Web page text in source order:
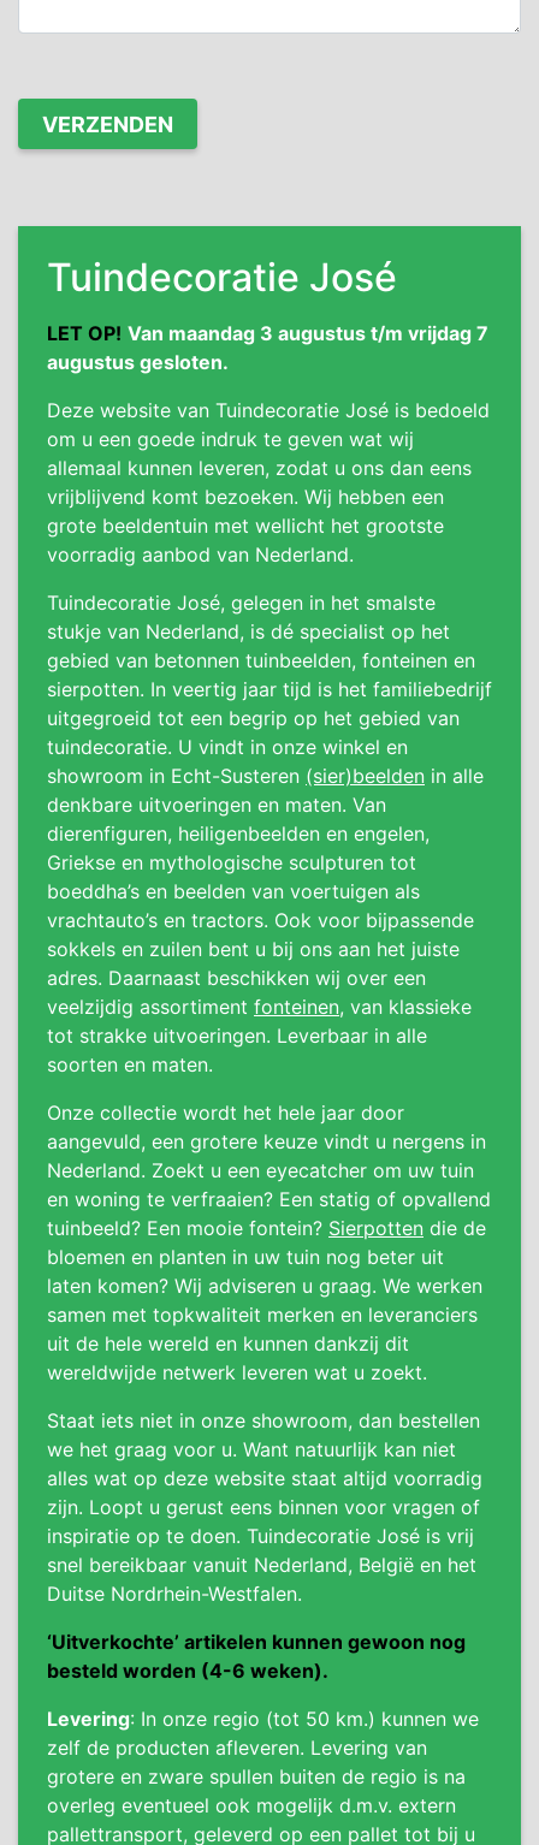
Tuindecoratie José
LET OP! Van maandag 3 augustus t/m vrijdag 7
augustus gesloten.
Deze website van Tuindecoratie José is bedoeld
om u een goede indruk te geven wat wij
allemaal kunnen leveren, zodat u ons dan eens
vrijblijvend komt bezoeken. Wij hebben een
grote beeldentuin met wellicht het grootste
voorradig aanbod van Nederland.
Tuindecoratie José, gelegen in het smalste
stukje van Nederland, is dé specialist op het
gebied van betonnen tuinbeelden, fonteinen en
sierpotten. In veertig jaar tijd is het familiebedrijf
uitgegroeid tot een begrip op het gebied van
tuindecoratie. U vindt in onze winkel en
showroom in Echt-Susteren (sier)beelden in alle
denkbare uitvoeringen en maten. Van
dierenfiguren, heiligenbeelden en engelen,
Griekse en mythologische sculpturen tot
boeddha’s en beelden van voertuigen als
vrachtauto’s en tractors. Ook voor bijpassende
sokkels en zuilen bent u bij ons aan het juiste
adres. Daarnaast beschikken wij over een
veelzijdig assortiment fonteinen, van klassieke
tot strakke uitvoeringen. Leverbaar in alle
soorten en maten.
Onze collectie wordt het hele jaar door
aangevuld, een grotere keuze vindt u nergens in
Nederland. Zoekt u een eyecatcher om uw tuin
en woning te verfraaien? Een statig of opvallend
tuinbeeld? Een mooie fontein? Sierpotten die de
bloemen en planten in uw tuin nog beter uit
laten komen? Wij adviseren u graag. We werken
samen met topkwaliteit merken en leveranciers
uit de hele wereld en kunnen dankzij dit
wereldwijde netwerk leveren wat u zoekt.
Staat iets niet in onze showroom, dan bestellen
we het graag voor u. Want natuurlijk kan niet
alles wat op deze website staat altijd voorradig
zijn. Loopt u gerust eens binnen voor vragen of
inspiratie op te doen. Tuindecoratie José is vrij
snel bereikbaar vanuit Nederland, België en het
Duitse Nordrhein-Westfalen.
‘Uitverkochte’ artikelen kunnen gewoon nog
besteld worden (4-6 weken).
Levering: In onze regio (tot 50 km.) kunnen we
zelf de producten afleveren. Levering van
grotere en zware spullen buiten de regio is na
overleg eventueel ook mogelijk d.m.v. extern
pallettransport, geleverd op een pallet tot bij u